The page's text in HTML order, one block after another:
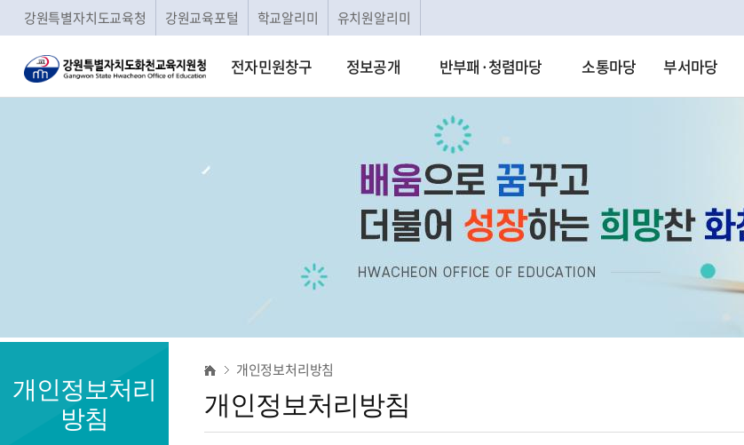
강원특별자치도교육청 강원교육포털 학교알리미 유치원알리미
전자민원창구 정보공개 반부패·청렴마당 소통마당 부서마당
개인정보처리
방침
개
인
정
개인정보처리방침
개인정보처리방침